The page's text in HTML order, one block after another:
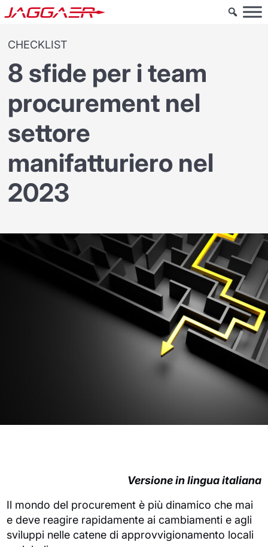
CHECKLIST
8 sfide per i team
procurement nel
settore
manifatturiero nel
2023
Versione in lingua italiana
Il mondo del procurement è più dinamico che mai
e deve reagire rapidamente ai cambiamenti e agli
sviluppi nelle catene di approvvigionamento locali